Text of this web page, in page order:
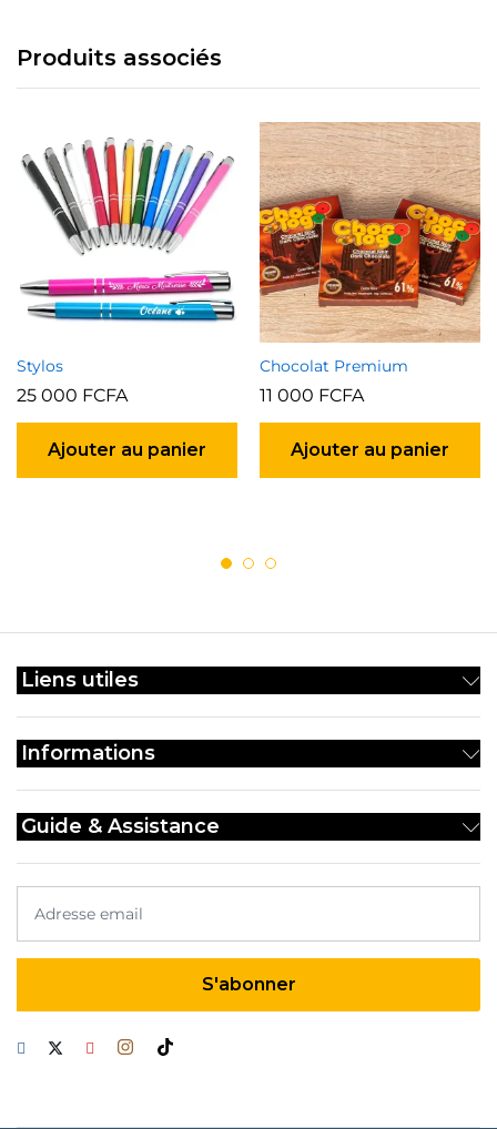
Produits associés
Stylos
25 000 FCFA
Ajouter au panier
Chocolat Premium
11 000 FCFA
Ajouter au panier
Liens utiles
Informations
Guide & Assistance